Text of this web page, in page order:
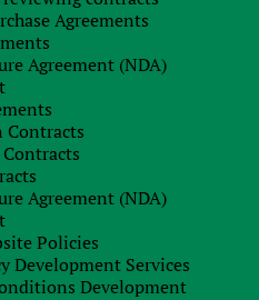
Agreements
Agreement (NDA)
Contracts
Agreement (NDA)
Policies
Development Services
Development
не
структуре.
позднее, чем